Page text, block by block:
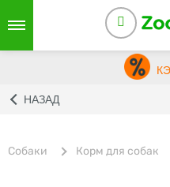
НАЗАД
Собаки Корм для собак